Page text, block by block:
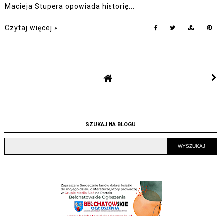
Macieja Stupera opowiada historię...
Czytaj więcej »
SZUKAJ NA BLOGU